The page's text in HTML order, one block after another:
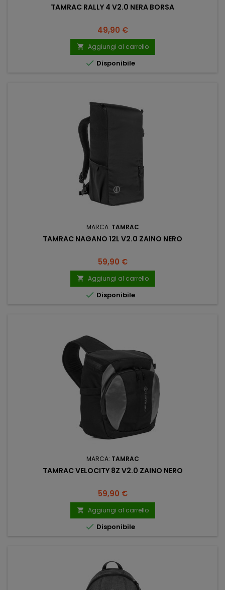
TAMRAC RALLY 4 V2.0 NERA BORSA
Prezzo
49,90 €
 Aggiungi al carrello
 Disponibile
MARCA: TAMRAC
TAMRAC NAGANO 12L V2.0 ZAINO NERO
Prezzo
59,90 €
 Aggiungi al carrello
 Disponibile
MARCA: TAMRAC
TAMRAC VELOCITY 8Z V2.0 ZAINO NERO
Prezzo
59,90 €
 Aggiungi al carrello
 Disponibile